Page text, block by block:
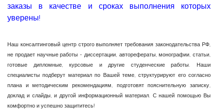
заказы в качестве и сроках выполнения которых
уверены!
Наш консалтинговый центр строго выполняет требования законодательства РФ,
не продает научные работы - диссертации, авторефераты, монографии, статьи,
готовые дипломные, курсовые и другие студенческие работы. Наши
специалисты подберут материал по Вашей теме, структурируют его согласно
плана и методическим рекомендациям, подготовят пояснительную записку,
доклад и слайды, и другой информационный материал. С нашей помощью Вы
комфортно и успешно защититесь!